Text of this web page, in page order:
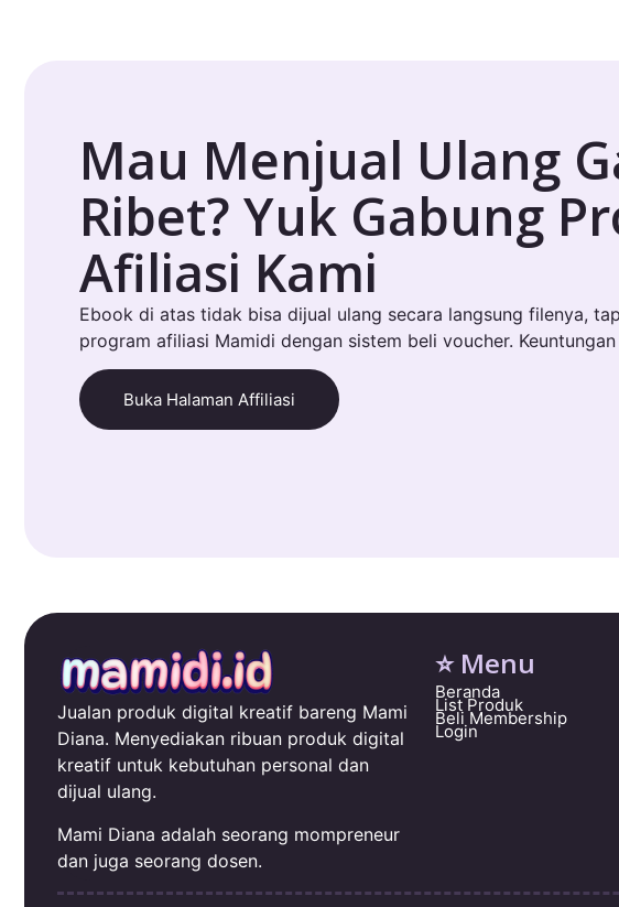
Mau Menjual Ulang
Ribet? Yuk Gabung
Afiliasi Kami
Ebook di atas tidak bisa dijual ulang secara langsung filenya,
program afiliasi Mamidi dengan sistem beli voucher. Keuntungan
Buka Halaman Affiliasi
Jualan produk digital kreatif bareng Mami
Diana. Menyediakan ribuan produk digital
kreatif untuk kebutuhan personal dan
dijual ulang.
Mami Diana adalah seorang mompreneur
dan juga seorang dosen.
⭐ Menu
Beranda
List Produk
Beli Membership
Login